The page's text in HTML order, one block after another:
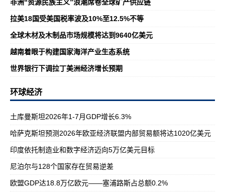
非洲“资源民族主义”浪潮席卷全球矿产供应链
拉美18国受美国税率波及10%至12.5%不等
全球木材及木制品市场规模将达到9640亿美元
越南着眼于构建国家海洋产业生态系统
世界银行下调拉丁美洲经济增长预期
环球经济
土库曼斯坦2026年1-7月GDP增长6.3%
哈萨克斯坦预测2026年欧亚经济联盟内部贸易额将达1020亿美元
印度依托制造业和数字经济迈向5万亿美元目标
尼泊尔与128个国家存在贸易逆差
欧盟GDP达18.8万亿欧元——塞浦路斯占总额0.2%